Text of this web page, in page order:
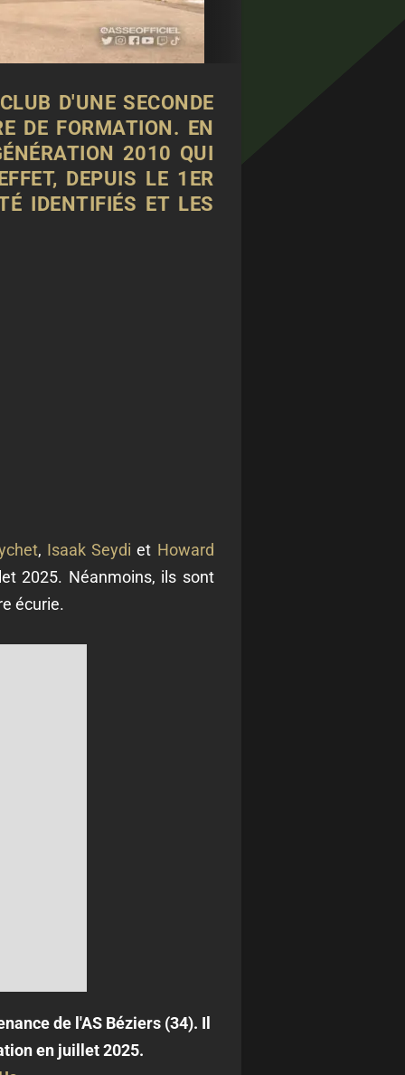
D'UNE SECONDE
DE FORMATION. EN
2010 QUI
DEPUIS LE 1ER
IDENTIFIÉS ET LES
, Isaak Seydi et Howard
2025. Néanmoins, ils sont
écurie.
de l'AS Béziers (34). Il
en juillet 2025.